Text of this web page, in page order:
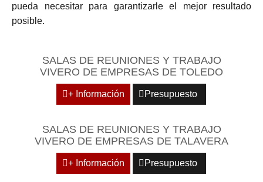
pueda necesitar para garantizarle el mejor resultado
posible.
SALAS DE REUNIONES Y TRABAJO
VIVERO DE EMPRESAS DE TOLEDO
+ Información Presupuesto
SALAS DE REUNIONES Y TRABAJO
VIVERO DE EMPRESAS DE TALAVERA
+ Información Presupuesto